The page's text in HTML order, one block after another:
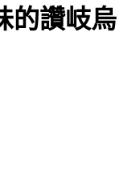
的讚岐烏